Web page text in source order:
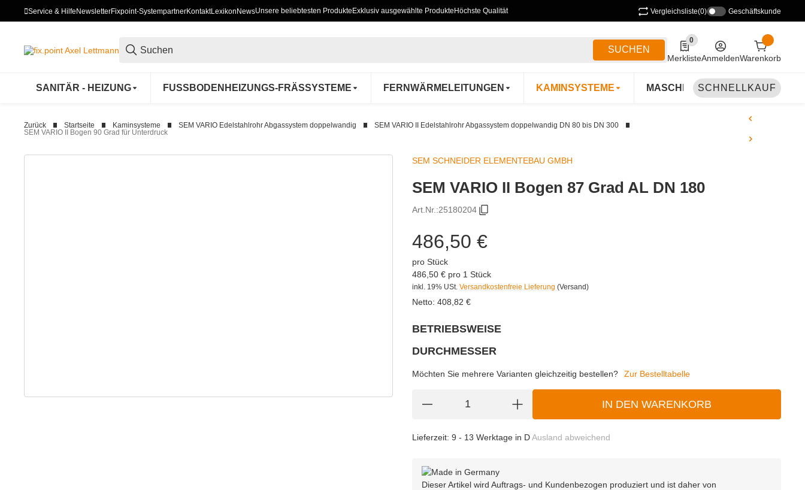
Service & HilfeNewsletterFixpoint-SystempartnerKontaktLexikonNewsUnsere beliebtesten Produkte Exklusiv ausgewählte Produkte Höchste Qualität Vergleichsliste(0) Geschäftskunde
SUCHEN
0
0 Produkte in der Liste
MerklisteAnmeldenWarenkorb
SANITÄR - HEIZUNG FUSSBODENHEIZUNGS-FRÄSSYSTEME FERNWÄRMELEITUNGEN KAMINSYSTEME MASCHINEN & ZUBEHÖR
SCHNELLKAUF
Zurück Startseite Kaminsysteme SEM VARIO Edelstahlrohr Abgassystem doppelwandig
SEM VARIO II Edelstahlrohr Abgassystem doppelwandig DN 80 bis DN 300
SEM VARIO II Bogen 90 Grad für Unterdruck
SEM SCHNEIDER ELEMENTEBAU GMBH
SEM VARIO II Bogen 87 Grad AL DN 180
Art.Nr.:25180204
486,50 €
pro Stück
486,50 € pro 1 Stück
inkl. 19% USt. Versandkostenfreie Lieferung (Versand)
Netto: 408,82 €
BETRIEBSWEISE
DURCHMESSER
Möchten Sie mehrere Varianten gleichzeitig bestellen?
Zur Bestelltabelle
IN DEN WARENKORB
Lieferzeit: 9 - 13 Werktage in DAusland abweichend
Dieser Artikel wird Auftrags- und Kundenbezogen produziert und ist daher von